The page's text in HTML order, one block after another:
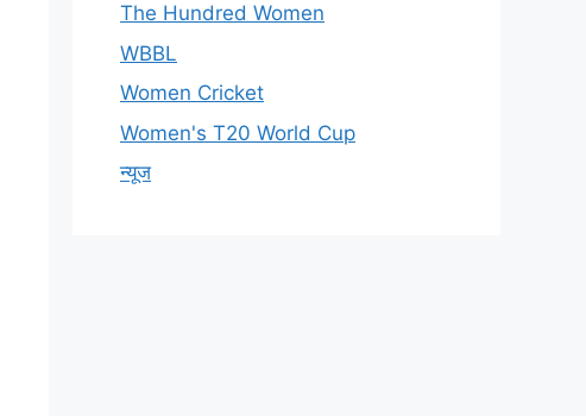
The Hundred Women
WBBL
Women Cricket
Women's T20 World Cup
न्यूज